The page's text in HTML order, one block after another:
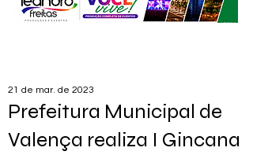
Prefeitura Municipal de
Valença realiza I Gincana
21 de mar. de 2023